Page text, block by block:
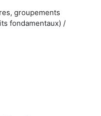
groupements
fondamentaux) /